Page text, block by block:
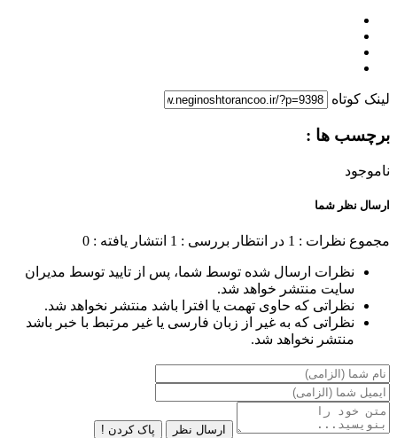
لینک کوتاه
برچسب ها :
ناموجود
ارسال نظر شما
مجموع نظرات : 1 در انتظار بررسی : 1 انتشار یافته : 0
نظرات ارسال شده توسط شما، پس از تایید توسط مدیران
سایت منتشر خواهد شد.
نظراتی که حاوی تهمت یا افترا باشد منتشر نخواهد شد.
نظراتی که به غیر از زبان فارسی یا غیر مرتبط با خبر باشد
منتشر نخواهد شد.
ارسال نظر پاک کردن !